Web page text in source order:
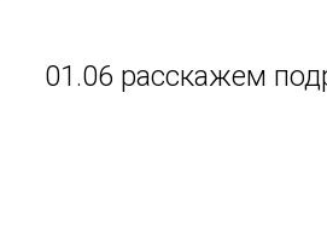
01.06 расскажем